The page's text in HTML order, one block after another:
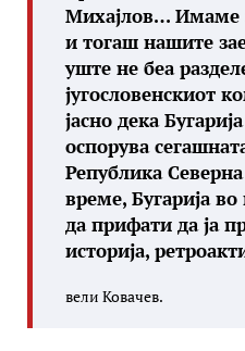
Михајлов… Имаме
и тогаш нашите
уште не беа
југословенскиот
јасно дека
оспорува
Република
време, Бугарија
да прифати да ја
историја,
вели Ковачев.